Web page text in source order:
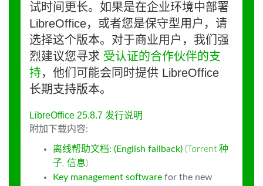
试时间更长。如果是在企业环境中部署
LibreOffice，或者您是保守型用户，请
选择这个版本。对于商业用户，我们强
烈建议您寻求 受认证的合作伙伴的支
持，他们可能会同时提供 LibreOffice
长期支持版本。
LibreOffice 25.8.7 发行说明
附加下载内容:
离线帮助文档: (English fallback) (Torrent 种
子, 信息)
Key management software for the new